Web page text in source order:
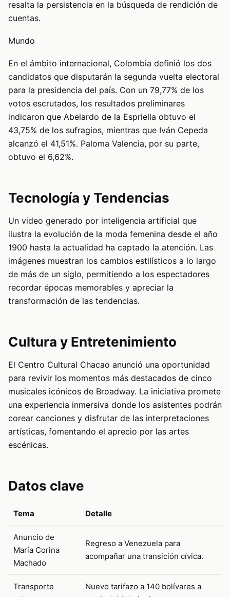
resalta la persistencia en la búsqueda de rendición de
cuentas.
Mundo
En el ámbito internacional, Colombia definió los dos
candidatos que disputarán la segunda vuelta electoral
para la presidencia del país. Con un 79,77% de los
votos escrutados, los resultados preliminares
indicaron que Abelardo de la Espriella obtuvo el
43,75% de los sufragios, mientras que Iván Cepeda
alcanzó el 41,51%. Paloma Valencia, por su parte,
obtuvo el 6,62%.
Tecnología y Tendencias
Un video generado por inteligencia artificial que
ilustra la evolución de la moda femenina desde el año
1900 hasta la actualidad ha captado la atención. Las
imágenes muestran los cambios estilísticos a lo largo
de más de un siglo, permitiendo a los espectadores
recordar épocas memorables y apreciar la
transformación de las tendencias.
Cultura y Entretenimiento
El Centro Cultural Chacao anunció una oportunidad
para revivir los momentos más destacados de cinco
musicales icónicos de Broadway. La iniciativa promete
una experiencia inmersiva donde los asistentes podrán
corear canciones y disfrutar de las interpretaciones
artísticas, fomentando el aprecio por las artes
escénicas.
Datos clave
Tema Detalle
Anuncio de
María Corina
Machado
Regreso a Venezuela para
acompañar una transición cívica.
Transporte
Nuevo tarifazo a 140 bolívares a